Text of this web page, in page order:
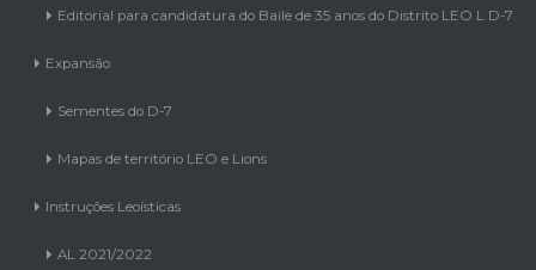
Editorial para candidatura do Baile de 35 anos do Distrito LEO L D-7
Expansão
Sementes do D-7
Mapas de território LEO e Lions
Instruções Leoísticas
AL 2021/2022